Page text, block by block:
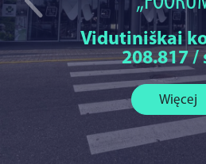
Vidutiniškai
208.817 /
Więcej